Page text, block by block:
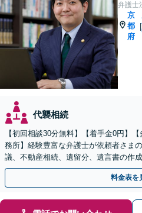
弁護士
京
都
府
|
代襲相続
【初回相談30分無料】【着手金0円】
務所】経験豊富な弁護士が依頼者さま
議、不動産相続、遺留分、遺言書の作
料金表を